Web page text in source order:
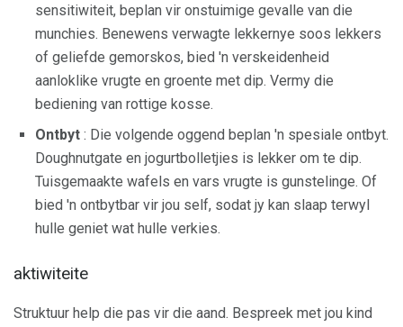
sensitiwiteit, beplan vir onstuimige gevalle van die
munchies. Benewens verwagte lekkernye soos lekkers
of geliefde gemorskos, bied 'n verskeidenheid
aanloklike vrugte en groente met dip. Vermy die
bediening van rottige kosse.
Ontbyt : Die volgende oggend beplan 'n spesiale ontbyt.
Doughnutgate en jogurtbolletjies is lekker om te dip.
Tuisgemaakte wafels en vars vrugte is gunstelinge. Of
bied 'n ontbytbar vir jou self, sodat jy kan slaap terwyl
hulle geniet wat hulle verkies.
aktiwiteite
Struktuur help die pas vir die aand. Bespreek met jou kind